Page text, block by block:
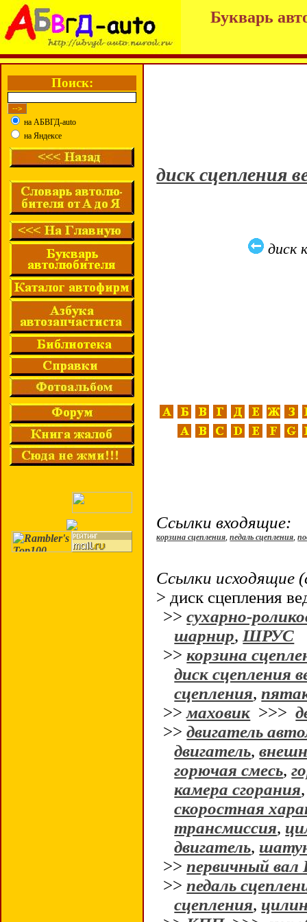
Букварь
Поиск:
на АБВГД-auto
на Яндексе
диск сцепления
диск
Ссылки входящие:
корзина сцепления,педаль сцепления,
Ссылки исходящие
> диск сцепления
>>сухарно-
шарнир, ШРУС
>>корзина
диск сцепления
сцепления,
>>маховик >>>
>>двигатель
двигатель,
горючая смесь,
камера сгорания
скоростная
трансмиссия,
двигатель,
>>первичный
>>педаль
сцепления,